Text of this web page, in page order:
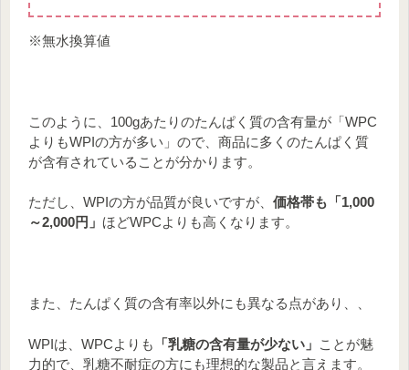
※無水換算値
このように、100gあたりのたんぱく質の含有量が「WPC
よりもWPIの方が多い」ので、商品に多くのたんぱく質
が含有されていることが分かります。
ただし、WPIの方が品質が良いですが、 価格帯も「1,000
～2,000円」 ほどWPCよりも高くなります。
また、たんぱく質の含有率以外にも異なる点があり、、
WPIは、WPCよりも 「乳糖の含有量が少ない」 ことが魅
力的で、乳糖不耐症の方にも理想的な製品と言えます。